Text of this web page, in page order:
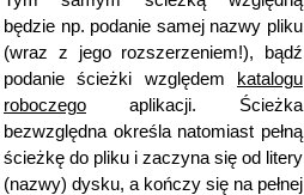
będzie np. podanie samej nazwy pliku
(wraz z jego rozszerzeniem!), bądź
podanie ścieżki względem
katalogu
roboczego aplikacji. Ścieżka
bezwzględna określa natomiast pełną
ścieżkę do pliku i zaczyna się od litery
(nazwy) dysku, a kończy się na pełnej